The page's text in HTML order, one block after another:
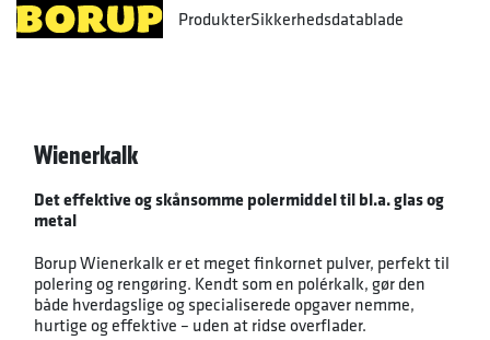
ProdukterSikkerhedsdatablade
Wienerkalk
Det effektive og skånsomme polermiddel til bl.a. glas og
metal
Borup Wienerkalk er et meget finkornet pulver, perfekt til
polering og rengøring. Kendt som en polérkalk, gør den
både hverdagslige og specialiserede opgaver nemme,
hurtige og effektive – uden at ridse overflader.